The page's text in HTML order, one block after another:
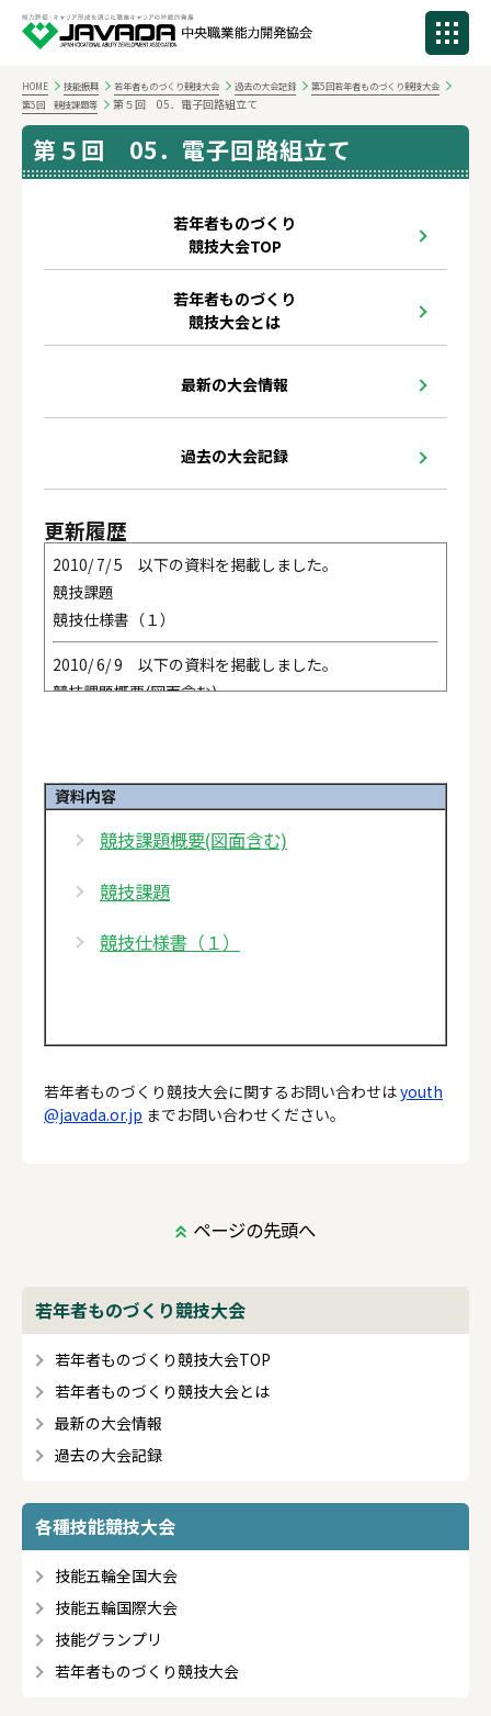
HOME 技能振興 若年者ものづくり競技大会 過去の大会記録
第5回若年者ものづくり競技大会
第5回 競技課題等
第５回 05．電子回路組立て
第５回 05．電子回路組立て
若年者ものづくり
競技大会TOP
若年者ものづくり
競技大会とは
最新の大会情報
過去の大会記録
更新履歴
2010/ 7/ 5 以下の資料を掲載しました。
競技課題
競技仕様書（１）
2010/ 6/ 9 以下の資料を掲載しました。
競技課題概要(図面含む)
資料内容
競技課題概要(図面含む)
競技課題
競技仕様書（１）
若年者ものづくり競技大会に関するお問い合わせはyouth
@javada.or.jp までお問い合わせください。
ページの先頭へ
若年者ものづくり競技大会
若年者ものづくり競技大会TOP
若年者ものづくり競技大会とは
最新の大会情報
過去の大会記録
各種技能競技大会
技能五輪全国大会
技能五輪国際大会
技能グランプリ
若年者ものづくり競技大会